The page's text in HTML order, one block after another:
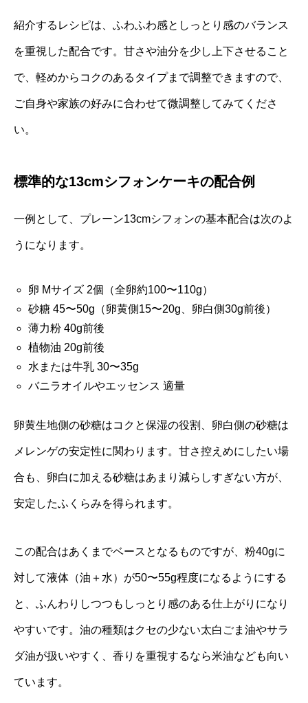
紹介するレシピは、ふわふわ感としっとり感のバランス
を重視した配合です。甘さや油分を少し上下させること
で、軽めからコクのあるタイプまで調整できますので、
ご自身や家族の好みに合わせて微調整してみてくださ
い。
標準的な13cmシフォンケーキの配合例
一例として、プレーン13cmシフォンの基本配合は次のよ
うになります。
卵 Mサイズ 2個（全卵約100〜110g）
砂糖 45〜50g（卵黄側15〜20g、卵白側30g前後）
薄力粉 40g前後
植物油 20g前後
水または牛乳 30〜35g
バニラオイルやエッセンス 適量
卵黄生地側の砂糖はコクと保湿の役割、卵白側の砂糖は
メレンゲの安定性に関わります。甘さ控えめにしたい場
合も、卵白に加える砂糖はあまり減らしすぎない方が、
安定したふくらみを得られます。
この配合はあくまでベースとなるものですが、粉40gに
対して液体（油＋水）が50〜55g程度になるようにする
と、ふんわりしつつもしっとり感のある仕上がりになり
やすいです。油の種類はクセの少ない太白ごま油やサラ
ダ油が扱いやすく、香りを重視するなら米油なども向い
ています。